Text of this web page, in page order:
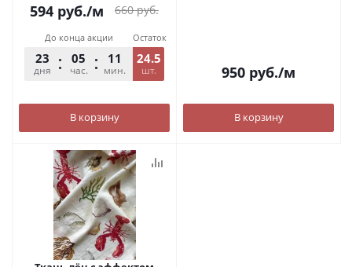
594 руб./м 660руб.
До конца акции
23
дня
05
час.
11
мин.
54
сек.
Остаток
24.5
шт.
В корзину
950 руб./м
В корзину